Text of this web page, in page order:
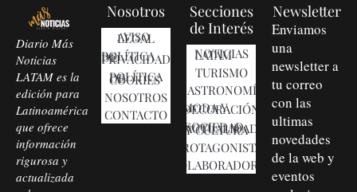
Diario Más
Noticias
LATAM es la
edición para
Latinoamérica
que ofrece
información
rigurosa y
actualizada
Nosotros
AVISO LEGAL
POLÍTICA DE PRIVACIDAD
POLÍTICA DE COOKIES
NOSOTROS
CONTACTO
Secciones
de Interés
NOTICIAS LATAM
TURISMO
GASTRONOMÍA
MODA Y DECORACIÓN
SOCIEDAD, ACTUALIDAD Y CULTURA
PROTAGONISTAS
COLABORADORES
Newsletter
Enviamos
una
newsletter a
tu correo
con las
ultimas
novedades
de la web y
eventos